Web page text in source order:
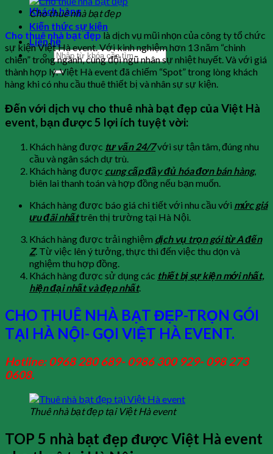
Khách hàng
Kiến thức sự kiện
Liên hệ
Cho thuê nhà bạt đẹp
Cho thuê nhà bạt đẹplà dịch vụ mũi nhọn của công ty tổ chức
sự kiện Việt Hà event. Với kinh nghiệm hơn 13 năm “chinh
chiến” trong ngành, cùng đội ngũ nhân sự nhiệt huyết. Và với giá
thành hợp lý. Việt Hà event đã chiếm “Spot” trong lòng khách
hàng khi có nhu cầu thuê thiết bị và nhân sự sự kiện.
Đến với dịch vụ cho thuê nhà bạt đẹp của Việt Hà
event, bạn được 5 lợi ích tuyệt vời:
Khách hàng được tư vấn 24/7với sự tận tâm, đúng nhu
cầu và ngân sách dự trù.
Khách hàng được cung cấp đầy đủ hóa đơn bán hàng,
biên lai thanh toán và hợp đồng nếu bạn muốn.
Khách hàng được báo giá chi tiết với nhu cầu với mức giá
ưu đãi nhấttrên thị trường tại Hà Nội.
Khách hàng được trải nghiệm dịch vụ trọn gói từ A đến
Z. Từ việc lên ý tưởng, thực thi đến việc thu dọn và
nghiệm thu hợp đồng.
Khách hàng được sử dụng các thiết bị sự kiện mới nhất,
hiện đại nhất và đẹp nhất.
CHO THUÊ NHÀ BẠT ĐẸP-TRỌN GÓI
TẠI HÀ NỘI- GỌI VIỆT HÀ EVENT.
Hotline: 0968 280 689- 0986 300 929- 098 273
0608.
Thuê nhà bạt đẹp tại Việt Hà event
TOP 5 nhà bạt đẹp được Việt Hà event